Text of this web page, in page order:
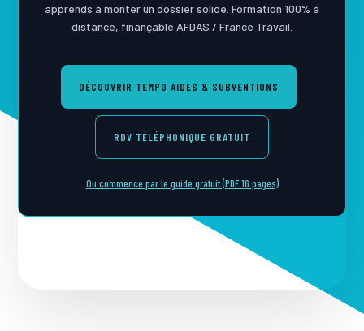
apprends à monter un dossier solide. Formation 100% à
distance, finançable AFDAS / France Travail.
DÉCOUVRIR TEMPO AIDES & SUBVENTIONS
RDV TÉLÉPHONIQUE GRATUIT
Ou commence par le guide gratuit (PDF 16 pages)